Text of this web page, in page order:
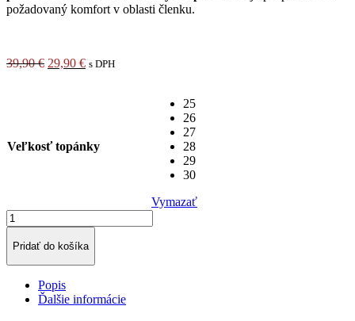
požadovaný komfort v oblasti členku.
39,90€ Pôvodná
29,90 €Aktuálna
s DPH
Veľkosť topánky
25
26
27
28
29
30
Vymazať
množstvo
D.D.Step
063
kožené
topánky
Pridať do košíka
Popis
Ďalšie informácie